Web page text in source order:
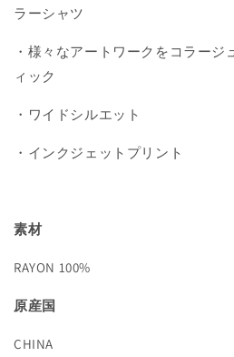
を
ら
す
や
ラーシャツ
・様々なアートワークをコラージ
ィック
・ワイドシルエット
・インクジェットプリント
素材
RAYON 100%
原産国
CHINA